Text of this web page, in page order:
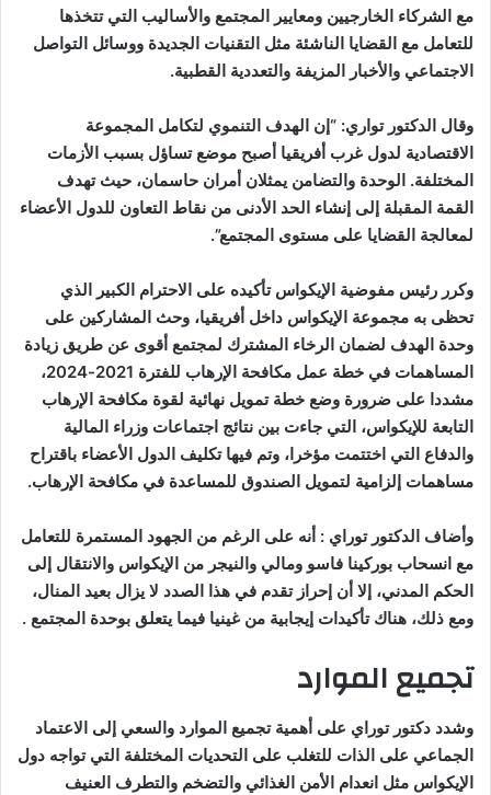
مع الشركاء الخارجيين ومعايير المجتمع والأساليب التي تتخذها
للتعامل مع القضايا الناشئة مثل التقنيات الجديدة ووسائل التواصل
الاجتماعي والأخبار المزيفة والتعددية القطبية.
وقال الدكتور تواري: “إن الهدف التنموي لتكامل المجموعة
الاقتصادية لدول غرب أفريقيا أصبح موضع تساؤل بسبب الأزمات
المختلفة. الوحدة والتضامن يمثلان أمران حاسمان، حيث تهدف
القمة المقبلة إلى إنشاء الحد الأدنى من نقاط التعاون للدول الأعضاء
لمعالجة القضايا على مستوى المجتمع”.
وكرر رئيس مفوضية الإيكواس تأكيده على الاحترام الكبير الذي
تحظى به مجموعة الإيكواس داخل أفريقيا، وحث المشاركين على
وحدة الهدف لضمان الرخاء المشترك لمجتمع أقوى عن طريق زيادة
المساهمات في خطة عمل مكافحة الإرهاب للفترة 2021-2024،
مشددا على ضرورة وضع خطة تمويل نهائية لقوة مكافحة الإرهاب
التابعة للإيكواس، التي جاءت بين نتائج اجتماعات وزراء المالية
والدفاع التي اختتمت مؤخرا، وتم فيها تكليف الدول الأعضاء باقتراح
مساهمات إلزامية لتمويل الصندوق للمساعدة في مكافحة الإرهاب.
وأضاف الدكتور توراي : أنه على الرغم من الجهود المستمرة للتعامل
مع انسحاب بوركينا فاسو ومالي والنيجر من الإيكواس والانتقال إلى
الحكم المدني، إلا أن إحراز تقدم في هذا الصدد لا يزال بعيد المنال،
ومع ذلك، هناك تأكيدات إيجابية من غينيا فيما يتعلق بوحدة المجتمع .
تجميع الموارد
وشدد دكتور توراي على أهمية تجميع الموارد والسعي إلى الاعتماد
الجماعي على الذات للتغلب على التحديات المختلفة التي تواجه دول
الإيكواس مثل انعدام الأمن الغذائي والتضخم والتطرف العنيف